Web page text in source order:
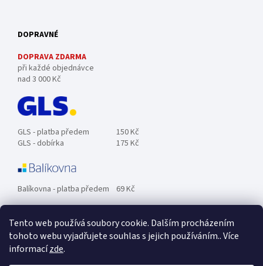
Tento web používá soubory cookie. Dalším procházením
tohoto webu vyjadřujete souhlas s jejich používáním.. Více
informacízde.
DOPRAVNÉ
DOPRAVA ZDARMA
při každé objednávce
nad 3 000 Kč
GLS - platba předem
150 Kč
GLS - dobírka
175 Kč
Balíkovna - platba předem 69 Kč
Zásilkovna - platba předem 89 Kč